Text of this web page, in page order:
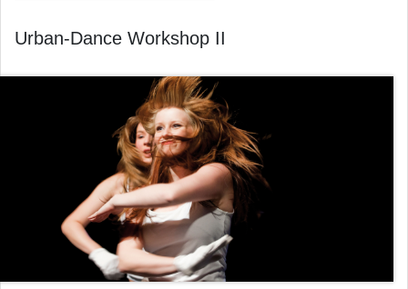
Urban-Dance Workshop II